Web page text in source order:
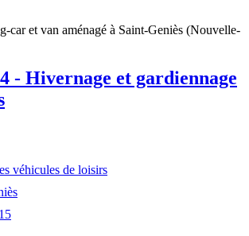
car et van aménagé à Saint-Geniès (Nouvelle-
- Hivernage et gardiennage
véhicules de loisirs